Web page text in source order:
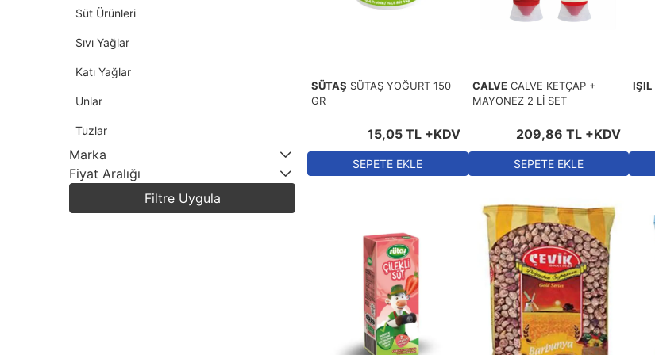
Süt Ürünleri
Sıvı Yağlar
Katı Yağlar
Unlar
Tuzlar
Marka
AYTAÇ
Fiyat Aralığı
Filtre Uygula
SÜTAŞ SÜTAŞ YOĞURT 150
GR
15,05 TL+KDV
SEPETE EKLE
CALVE CALVE KETÇAP +
MAYONEZ 2 Lİ SET
209,86 TL +KDV
SEPETE EKLE
IŞIL